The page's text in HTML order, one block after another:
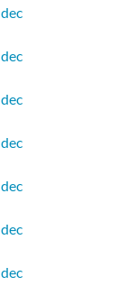
dec
dec
dec
dec
dec
dec
dec